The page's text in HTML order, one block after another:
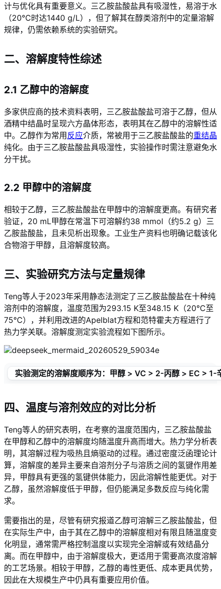
计与优化具有重要意义。三乙胺盐酸盐具有吸湿性，易溶于水
（20℃时达1440 g/L），但了解其在醇类溶剂中的定量溶解
规律，仍需依赖系统的实验研究。
二、溶解度特性综述
2.1 乙醇中的溶解度
多家供应商的技术资料表明，三乙胺盐酸盐可溶于乙醇，但从
酒精中结晶时呈现六方晶体形态，表明其在乙醇中的溶解性适
中。乙醇作为常用反应介质，常被用于三乙胺盐酸盐的重结晶
纯化。由于三乙胺盐酸盐具吸湿性，实验操作时需注意避免水
分干扰。
2.2 甲醇中的溶解度
相较于乙醇，三乙胺盐酸盐在甲醇中的溶解度更高。有研究者
验证，20 mL甲醇在常温下可溶解约38 mmol（约5.2 g）三
乙胺盐酸盐，且未见析出现象。工业生产资料也明确记载该化
合物溶于甲醇，且溶解度较高。
三、实验研究方法与定量规律
Teng等人于2023年采用静态法测定了三乙胺盐酸盐在十种纯
溶剂中的溶解度，温度范围为293.15 K至348.15 K（20℃至
75℃），并利用改进的Apelblat方程和范特霍夫方程进行了
热力学关联。溶解度测定实验流程如下图所示。
实验测定的溶解度顺序为：甲醇 > VC > 2-丙醇 > EC >
四、温度与溶剂效应的对比分析
Teng等人的研究表明，在考察的温度范围内，三乙胺盐酸盐
在甲醇和乙醇中的溶解度均随温度升高而增大。热力学分析表
明，其溶解过程为吸热且熵驱动的过程。通过密度泛函理论计
算，溶解度的差异主要来自溶剂分子与溶质之间的氢键作用差
异，甲醇具有更强的氢键供体能力，因此溶解性能更优。对于
乙醇，虽然溶解度低于甲醇，但仍能满足多数反应与纯化需
求。
需要指出的是，尽管有研究报道乙醇可溶解三乙胺盐酸盐，但
在实际生产中，由于其在乙醇中的溶解度相对有限且随温度变
化明显，通常需严格控制温度以实现完全溶解或有效结晶分
离。而在甲醇中，由于溶解度极大，更适用于需要高浓度溶解
的工艺场景。相较于甲醇，乙醇的毒性更低、成本更具优势，
因此在大规模生产中仍具有重要应用价值。